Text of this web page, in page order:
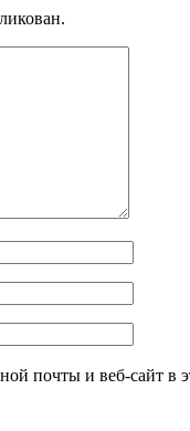
почты и веб-сайт в